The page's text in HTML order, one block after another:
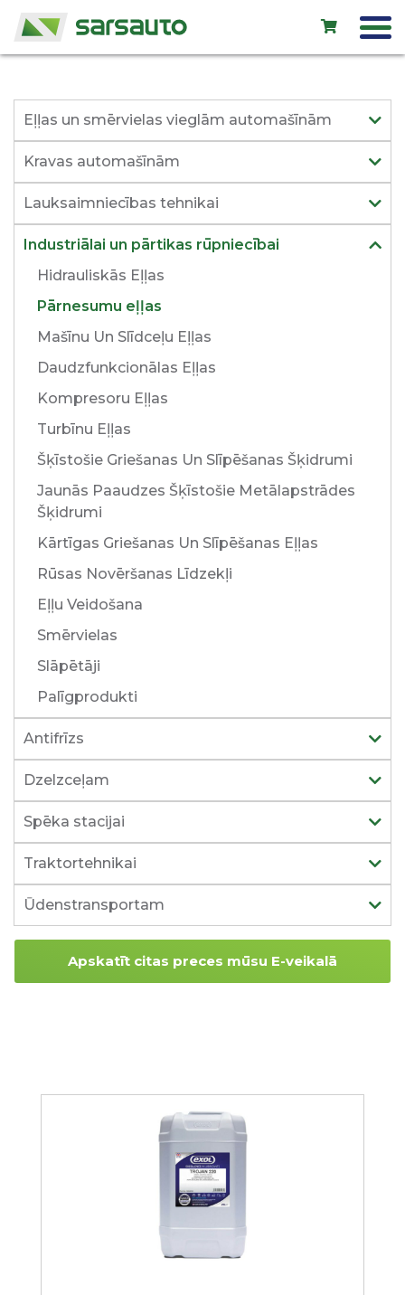
Exol eļļas
Autoserviss
Noma
Veikals
Lietoti auto
Kontakti
Eļļas un smērvielas vieglām automašīnām
Kravas automašīnām
Lauksaimniecības tehnikai
Industriālai un pārtikas rūpniecībai
Hidrauliskās Eļļas
Pārnesumu eļļas
Mašīnu Un Slīdceļu Eļļas
Daudzfunkcionālas Eļļas
Kompresoru Eļļas
Turbīnu Eļļas
Šķīstošie Griešanas Un Slīpēšanas Šķidrumi
Jaunās Paaudzes Šķīstošie Metālapstrādes
Šķidrumi
Kārtīgas Griešanas Un Slīpēšanas Eļļas
Rūsas Novēršanas Līdzekļi
Eļļu Veidošana
Smērvielas
Slāpētāji
Palīgprodukti
Antifrīzs
Dzelzceļam
Spēka stacijai
Traktortehnikai
Ūdenstransportam
Apskatīt citas preces mūsu E-veikalā